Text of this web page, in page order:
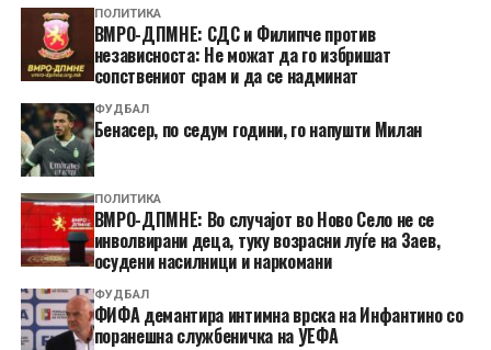
ПОЛИТИКА
ВМРО-ДПМНЕ: СДС и Филипче против
независноста: Не можат да го избришат
сопствениот срам и да се надминат
ФУДБАЛ
Бенасер, по седум години, го напушти Милан
ПОЛИТИКА
ВМРО-ДПМНЕ: Во случајот во Ново Село не се
инволвирани деца, туку возрасни луѓе на Заев,
осудени насилници и наркомани
ФУДБАЛ
ФИФА демантира интимна врска на Инфантино со
поранешна службеничка на УЕФА